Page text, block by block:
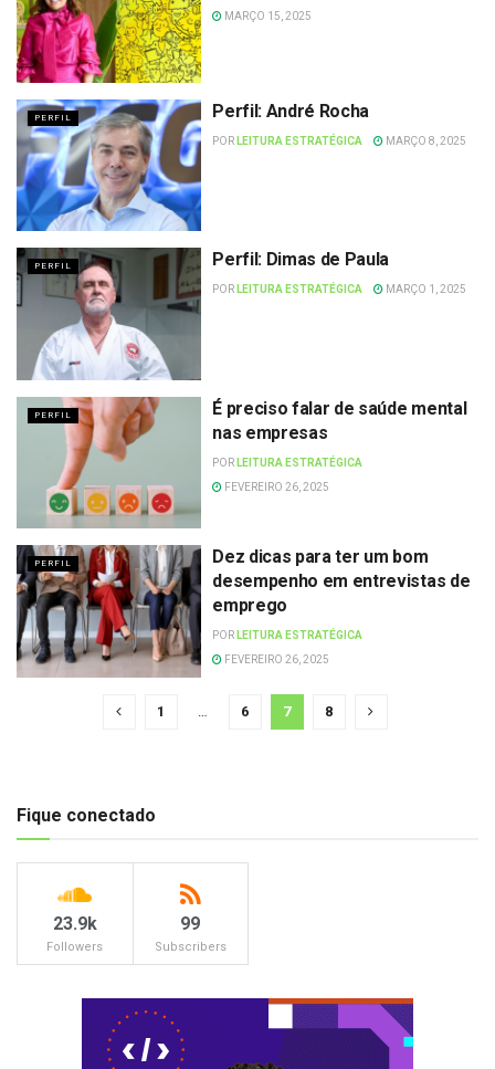
MARÇO 15, 2025
PERFIL Perfil: André Rocha
POR LEITURA ESTRATÉGICA MARÇO 8, 2025
PERFIL Perfil: Dimas de Paula
POR LEITURA ESTRATÉGICA MARÇO 1, 2025
PERFIL
É preciso falar de saúde mental
nas empresas
POR LEITURA ESTRATÉGICA
FEVEREIRO 26, 2025
PERFIL
Dez dicas para ter um bom
desempenho em entrevistas de
emprego
POR LEITURA ESTRATÉGICA
FEVEREIRO 26, 2025
1 6 7 8
Fique conectado
23.9k
Followers
99
Subscribers